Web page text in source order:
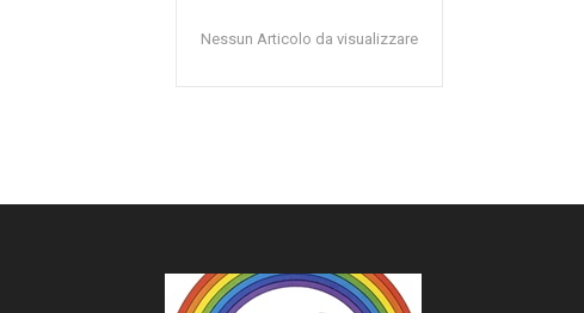
Nessun Articolo da visualizzare